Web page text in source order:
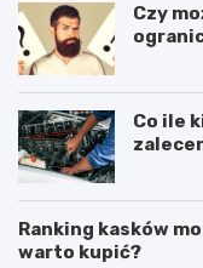
Czy
Co ile
Ranking kasków
warto kupić?
N
A